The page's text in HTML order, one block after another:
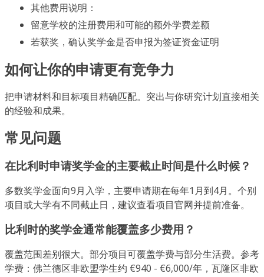
其他费用说明：
留意学校的注册费用和可能的额外学费差额
若获奖，确认奖学金是否申报为签证资金证明
如何让你的申请更有竞争力
把申请材料和目标项目精确匹配。突出与你研究计划直接相关
的经验和成果。
常见问题
在比利时申请奖学金的主要截止时间是什么时候？
多数奖学金面向9月入学，主要申请期在每年1月到4月。个别
项目或大学有不同截止日，建议查看项目官网并提前准备。
比利时的奖学金通常能覆盖多少费用？
覆盖范围差别很大。部分项目可覆盖学费与部分生活费。参考
学费：佛兰德区非欧盟学生约 €940 - €6,000/年，瓦隆区非欧